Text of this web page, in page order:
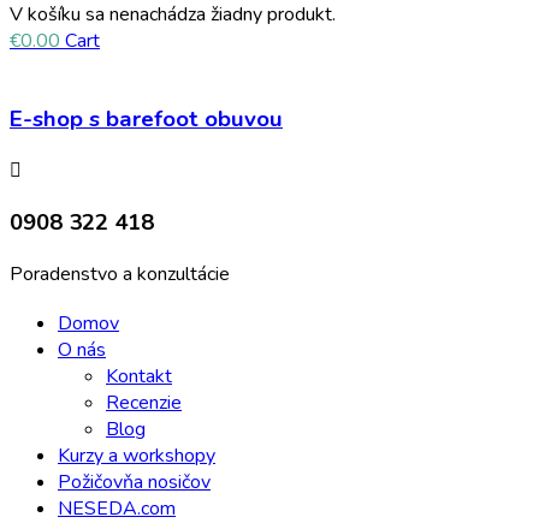
V košíku sa nenachádza žiadny produkt.
€0.00 Cart
E-shop s barefoot obuvou
0908 322 418
Poradenstvo a konzultácie
Domov
O nás
Kontakt
Recenzie
Blog
Kurzy a workshopy
Požičovňa nosičov
NESEDA.com